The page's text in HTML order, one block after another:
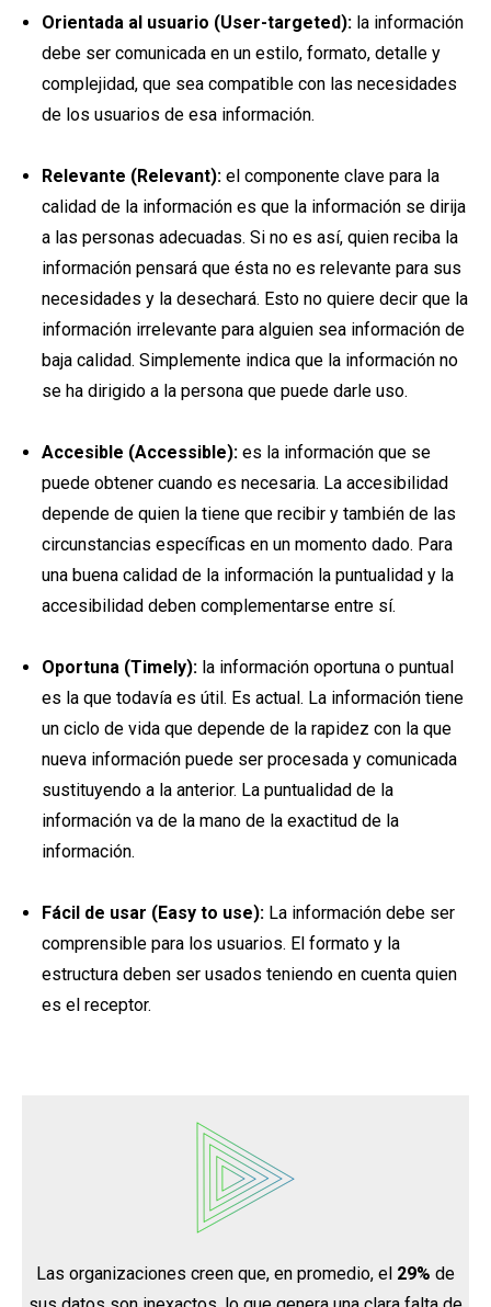
Orientada al usuario (User-targeted):la información
debe ser comunicada en un estilo, formato, detalle y
complejidad, que sea compatible con las necesidades
de los usuarios de esa información.
Relevante (Relevant):el componente clave para la
calidad de la información es que la información se dirija
a las personas adecuadas. Si no es así, quien reciba la
información pensará que ésta no es relevante para sus
necesidades y la desechará. Esto no quiere decir que la
información irrelevante para alguien sea información de
baja calidad. Simplemente indica que la información no
se ha dirigido a la persona que puede darle uso.
Accesible (Accessible): es la información que se
puede obtener cuando es necesaria. La accesibilidad
depende de quien la tiene que recibir y también de las
circunstancias específicas en un momento dado. Para
una buena calidad de la información la puntualidad y la
accesibilidad deben complementarse entre sí.
Oportuna (Timely):la información oportuna o puntual
es la que todavía es útil. Es actual. La información tiene
un ciclo de vida que depende de la rapidez con la que
nueva información puede ser procesada y comunicada
sustituyendo a la anterior. La puntualidad de la
información va de la mano de la exactitud de la
información.
Fácil de usar (Easy to use):La información debe ser
comprensible para los usuarios. El formato y la
estructura deben ser usados teniendo en cuenta quien
es el receptor.
Las organizaciones creen que, en promedio, el 29% de